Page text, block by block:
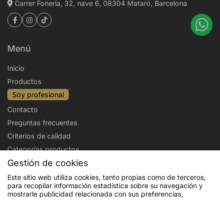
Gestión de cookies
Este sitio web utiliza cookies, tanto propias como de terceros,
para recopilar información estadística sobre su navegación y
mostrarle publicidad relacionada con sus preferencias,
Carrer Foneria, 32, nave 6, 08304 Mataró, Barcelona
Menú
Inicio
Productos
Soy profesional
Contacto
Preguntas frecuentes
Criterios de calidad
Categorías productos
Aviso legal
Política de privacidad
Politica de cookies
Condiciones de venta